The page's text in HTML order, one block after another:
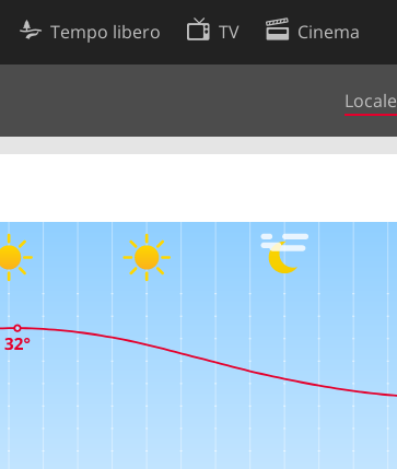
Tempo libero TV Cinema
Locale
Preferenze cookie